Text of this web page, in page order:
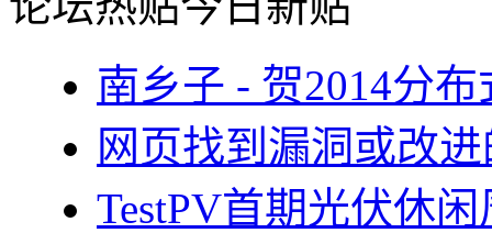
南乡子 - 贺2014分
网页找到漏洞或改
TestPV首期光伏休